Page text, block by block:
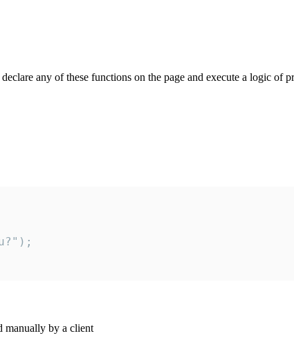
any of these functions on the page and execute a logic of
manually by a client